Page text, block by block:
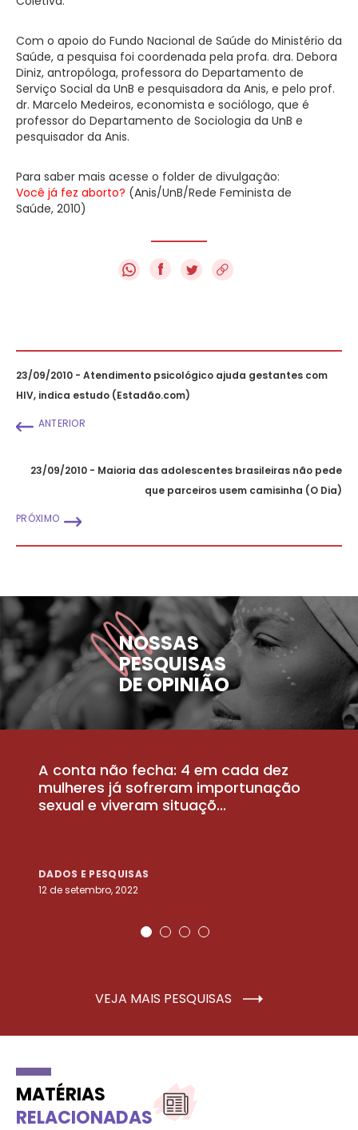
Com o apoio do Fundo Nacional de Saúde do Ministério da
Saúde, a pesquisa foi coordenada pela profa. dra. Debora
Diniz, antropóloga, professora do Departamento de
Serviço Social da UnB e pesquisadora da Anis, e pelo prof.
dr. Marcelo Medeiros, economista e sociólogo, que é
professor do Departamento de Sociologia da UnB e
pesquisador da Anis.
Para saber mais acesse o folder de divulgação:
Você já fez aborto? (Anis/UnB/Rede Feminista de
Saúde, 2010)
f
23/09/2010 - Atendimento psicológico ajuda gestantes com
HIV, indica estudo (Estadão.com)
ANTERIOR
23/09/2010 - Maioria das adolescentes brasileiras não pede
que parceiros usem camisinha (O Dia)
PRÓXIMO
NOSSAS
PESQUISAS
DE OPINIÃO
A conta não fecha: 4 em cada dez
mulheres já sofreram importunação
sexual e viveram situaçõ...
DADOS E PESQUISAS
12 de setembro, 2022
VEJA MAIS PESQUISAS
MATÉRIAS
RELACIONADAS